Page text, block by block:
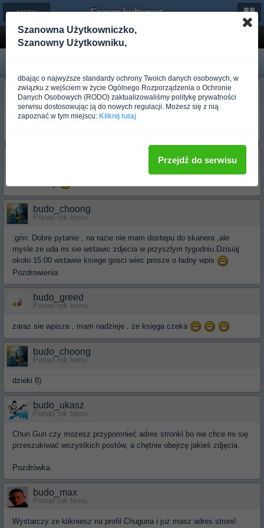
← TAEKWONDO Forum-kulturystyka.pl
do chunguna
budo_greed
Ponad rok temu
chciałem sie spytać kiedy walniesz więcej zdjęć na swojej stronie ?
budo_choong
Ponad rok temu
:grin: Dobre pytanie , na razie nie mam dostepu do skanera ,ale
mysle ze uda mi sie wstawic zdjecia w przyszlym tygodniu.Dzisiaj
okolo 15:00 wstawie ksiege gosci wiec prosze o ładny wpis
Pozdrowienia
budo_greed
Ponad rok temu
zaraz sie wpisze , mam nadzieje , że księga czeka
budo_choong
Ponad rok temu
dzieki 8)
budo_ukasz
Ponad rok temu
Chun Gun czy możesz przypomnieć adres stronki bo nie chce mi się
przeszukiwać wszystkich postów, a chętnie obejrzę jakieś zdjęcia.
Pozdrówka.
budo_max
Ponad rok temu
Wystarczy ze klikniesz na profil Chuguna i juz masz adres stroni!
Szanowna Użytkowniczko,
Szanowny Użytkowniku,
dbając o najwyższe standardy ochrony Twoich danych osobowych, w
związku z wejściem w życie Ogólnego Rozporządzenia o Ochronie
Danych Osobowych (RODO) zaktualizowaliśmy politykę prywatności
serwisu dostosowując ją do nowych regulacji. Możesz się z nią
zapoznać w tym miejscu: Kliknij tutaj
Przejdź do serwisu